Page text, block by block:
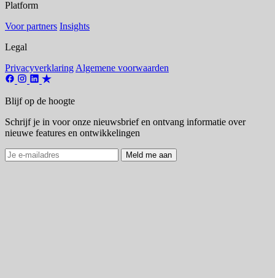
Platform
Voor partners Insights
Legal
Privacyverklaring Algemene voorwaarden
Blijf op de hoogte
Schrijf je in voor onze nieuwsbrief en ontvang informatie over
nieuwe features en ontwikkelingen
Meld me aan